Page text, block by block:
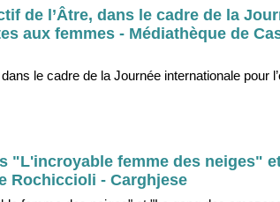
de l’Âtre, dans le cadre de la
aux femmes - Médiathèque de
le cadre de la Journée internationale pour
"L'incroyable femme des neiges"
Rochiccioli - Carghjese